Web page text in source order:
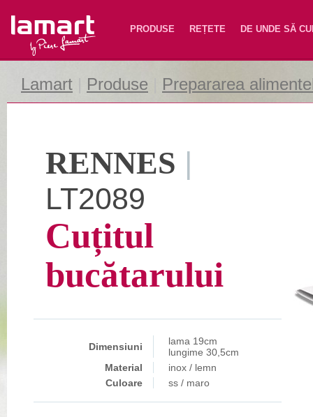
Lamart PRODUSE REȚETE DE UNDE SĂ
Lamart Produse Prepararea
RENNES |
LT2089
Cuțitul
bucătarului
Dimensiuni
lama 19cm
lungime 30,5cm
Material
inox / lemn
Culoare
ss / maro